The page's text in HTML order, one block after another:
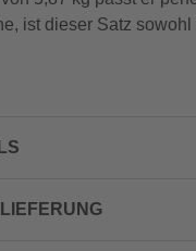
ist dieser Satz